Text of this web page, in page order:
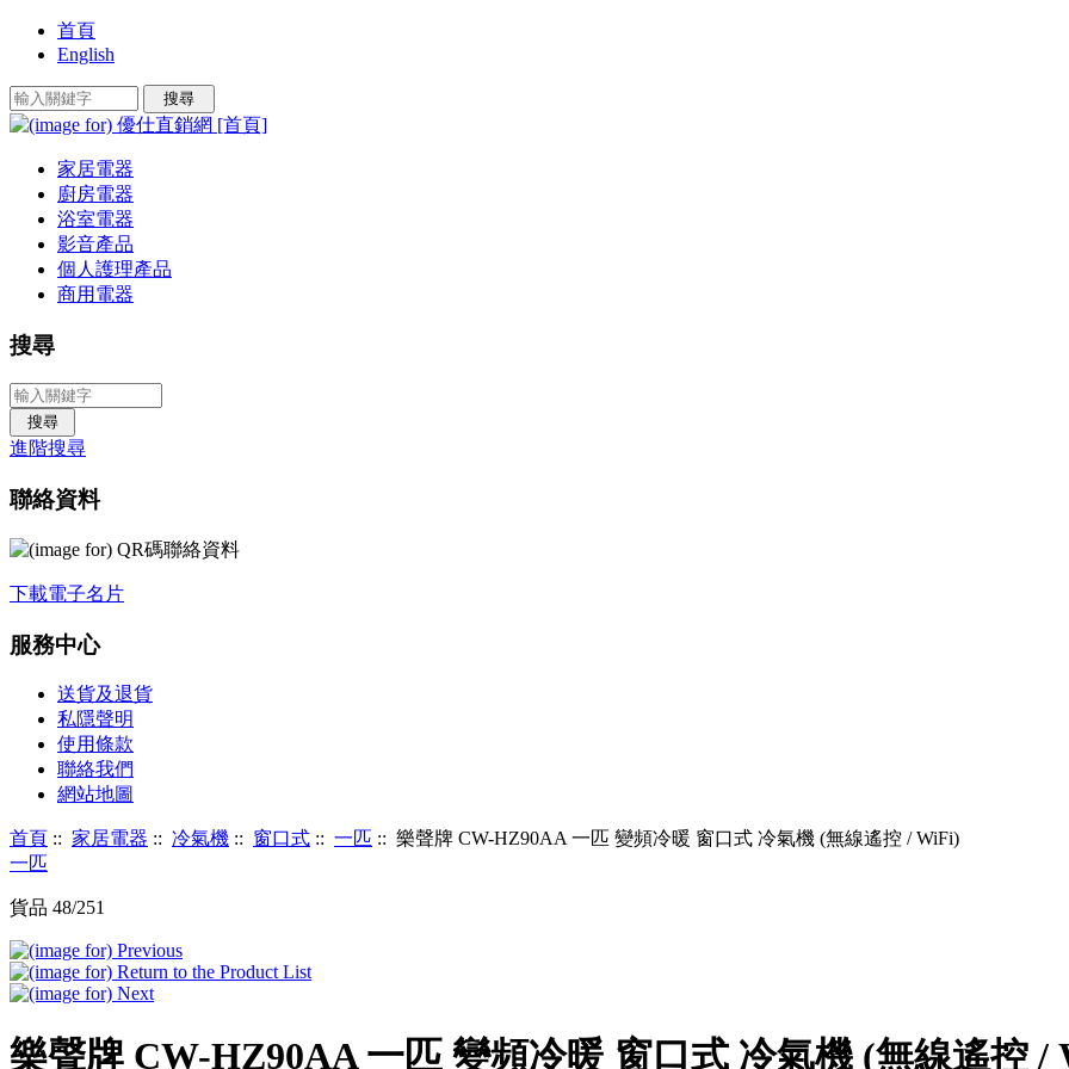
首頁
English
家居電器
廚房電器
浴室電器
影音產品
個人護理產品
商用電器
搜尋
進階搜尋
聯絡資料
下載電子名片
服務中心
送貨及退貨
私隱聲明
使用條款
聯絡我們
網站地圖
首頁 :: 家居電器 :: 冷氣機 :: 窗口式 :: 一匹 :: 樂聲牌 CW-HZ90AA 一匹 變頻冷暖 窗口式 冷氣機 (無線遙控 / WiFi)
一匹
貨品 48/251
樂聲牌 CW-HZ90AA 一匹 變頻冷暖 窗口式 冷氣機 (無線遙控 /